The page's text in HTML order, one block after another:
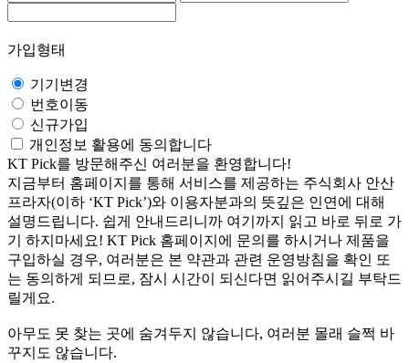
가입형태
기기변경
번호이동
신규가입
개인정보 활용에 동의합니다
KT Pick를 방문해주신 여러분을 환영합니다!
지금부터 홈페이지를 통해 서비스를 제공하는 주식회사 안산
프라자(이하 ‘KT Pick’)와 이용자분과의 뜻깊은 인연에 대해
설명드립니다. 쉽게 안내드리니까 여기까지 읽고 바로 뒤로 가
기 하지마세요! KT Pick 홈페이지에 문의를 하시거나 제품을
구입하실 경우, 여러분은 본 약관과 관련 운영방침을 확인 또
는 동의하게 되므로, 잠시 시간이 되신다면 읽어주시길 부탁드
릴게요.
아무도 못 찾는 곳에 숨겨두지 않습니다, 여러분 몰래 슬쩍 바
꾸지도 않습니다.